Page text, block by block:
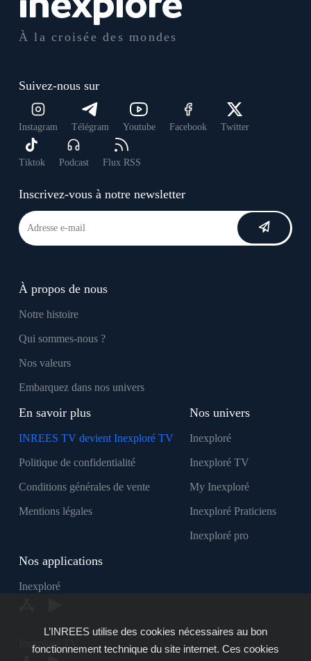
À la croisée des mondes
Suivez-nous sur
Instagram Télégram Youtube Facebook Twitter
Tiktok Podcast Flux RSS
Inscrivez-vous à notre newsletter
À propos de nous
Notre histoire
Qui sommes-nous ?
Nos valeurs
Embarquez dans nos univers
En savoir plus
INREES TV devient Inexploré TV
Politique de confidentialité
Conditions générales de vente
Mentions légales
Nos univers
Inexploré
Inexploré TV
My Inexploré
Inexploré Praticiens
Inexploré pro
Nos applications
Inexploré
Inexploré TV
L’INREES utilise des cookies nécessaires au bon
fonctionnement technique du site internet. Ces cookies